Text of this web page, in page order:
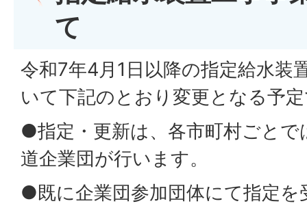
て
令和7年4月1日以降の指定給水装
いて下記のとおり変更となる予
●指定・更新は、各市町村ごとで
道企業団が行います。
●既に企業団参加団体にて指定を